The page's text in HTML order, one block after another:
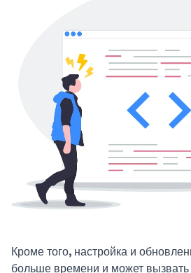
Кроме того, настройка и
больше времени и может